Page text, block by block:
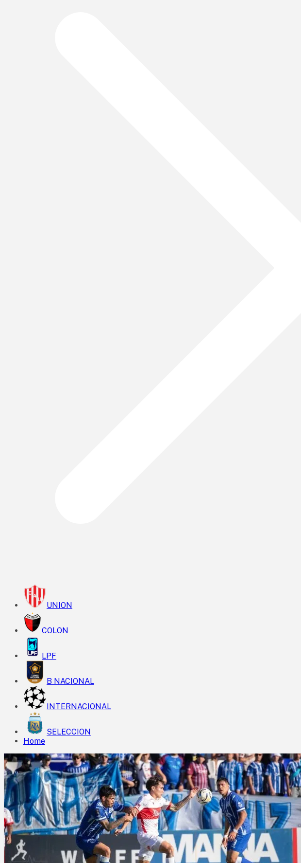
UNION
COLON
LPF
B NACIONAL
INTERNACIONAL
SELECCION
Home